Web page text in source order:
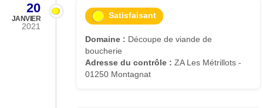
20
JANVIER
2021
Satisfaisant
Domaine : Découpe de viande de
boucherie
Adresse du contrôle : ZA Les Métrillots -
01250 Montagnat